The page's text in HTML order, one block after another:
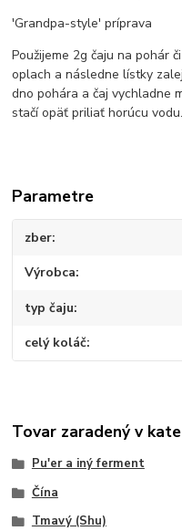
'Grandpa-style' príprava
Použijeme 2g čaju na pohár
oplach a následne lístky
dno pohára a čaj vychladne
stačí opäť priliať horúcu
Parametre
zber
Výrobca
typ čaju
celý koláč
Tovar zaradený v
Pu'er a iný ferment
Čína
Tmavý (Shu)